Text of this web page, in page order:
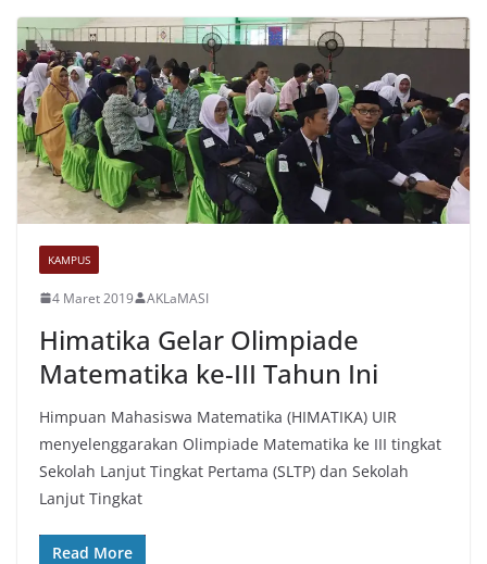
KAMPUS
4 Maret 2019 AKLaMASI
Himatika Gelar Olimpiade
Matematika ke-III Tahun Ini
Himpuan Mahasiswa Matematika (HIMATIKA) UIR
menyelenggarakan Olimpiade Matematika ke III tingkat
Sekolah Lanjut Tingkat Pertama (SLTP) dan Sekolah
Lanjut Tingkat
Read More